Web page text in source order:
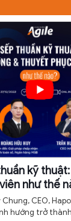
kỹ
như thế
Chung, CEO,
hướng trở